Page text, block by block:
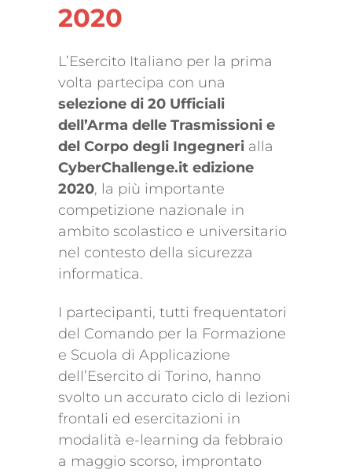
2020
L’Esercito Italiano per la prima
volta partecipa con una
selezione di 20 Ufficiali
dell’Arma delle Trasmissioni e
del Corpo degli Ingegneri alla
CyberChallenge.it edizione
2020, la più importante
competizione nazionale in
ambito scolastico e universitario
nel contesto della sicurezza
informatica.
I partecipanti, tutti frequentatori
del Comando per la Formazione
e Scuola di Applicazione
dell’Esercito di Torino, hanno
svolto un accurato ciclo di lezioni
frontali ed esercitazioni in
modalità e-learning da febbraio
a maggio scorso, improntato